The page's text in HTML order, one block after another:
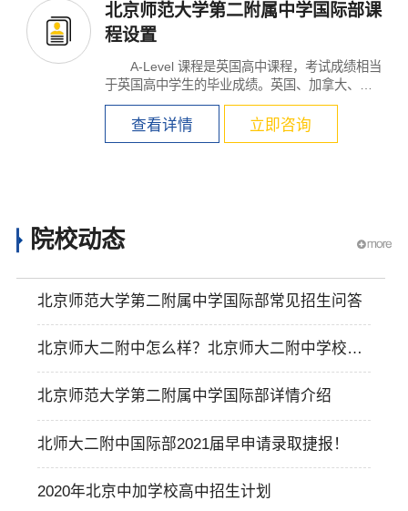
北京师范大学第二附属中学国际部课
程设置
A-Level 课程是英国高中课程，考试成绩相当
于英国高中学生的毕业成绩。英国、加拿大、澳
大利亚、新...
查看详情 立即咨询
院校动态
北京师范大学第二附属中学国际部常见招生问答
北京师大二附中怎么样？北京师大二附中学校简
介
北京师范大学第二附属中学国际部详情介绍
北师大二附中国际部2021届早申请录取捷报！
2020年北京中加学校高中招生计划